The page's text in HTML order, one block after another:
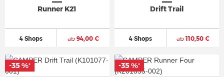
Runner K21
4 Shops ab94,00 €
Drift Trail
4 Shops ab110,50 €
-35 %* -35 %*